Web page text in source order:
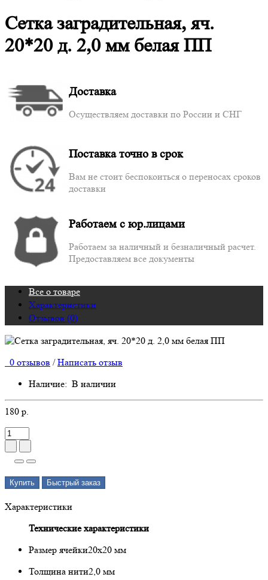
Сетка заградительная, яч.
20*20 д. 2,0 мм белая ПП
Доставка
Осуществляем доставки по России и СНГ
Поставка точно в срок
Вам не стоит беспокоиться о переносах сроков
доставки
Работаем с юр.лицами
Работаем за наличный и безналичный расчет.
Предоставляем все документы
Все о товаре
Характеристики
Отзывов (0)
0 отзывов / Написать отзыв
Наличие: В наличии
180 р.
Купить Быстрый заказ
Характеристики
Технические характеристики
Размер ячейки20х20 мм
Толщина нити2,0 мм